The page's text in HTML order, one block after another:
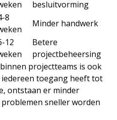
besluitvorming
8
Minder handwerk
12
Betere
projectbeheersing
projectteams is ook
toegang heeft tot
ontstaan er minder
sneller worden